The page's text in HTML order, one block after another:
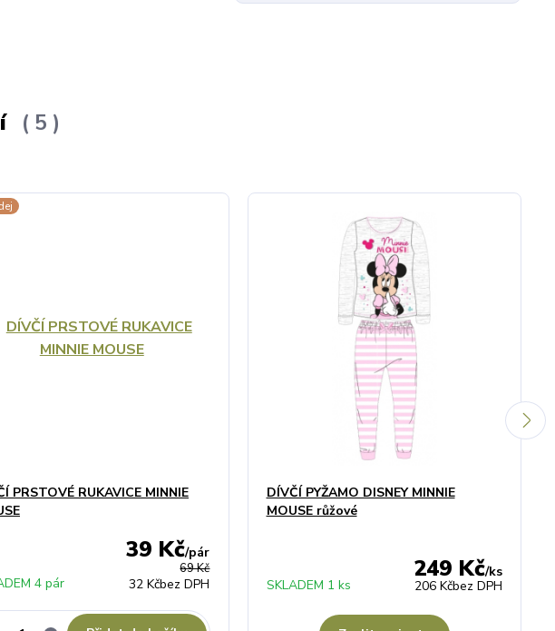
5
PRSTOVÉ RUKAVICE MINNIE
69 Kč
39 Kč/pár
32 Kčbez DPH
4 pár
DÍVČÍ PYŽAMO DISNEY MINNIE
MOUSE růžové
249 Kč/ks
206 Kčbez DPH
SKLADEM 1 ks